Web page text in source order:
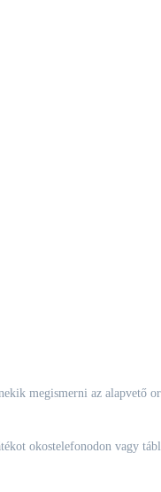
megismerni az alapvető
okostelefonodon vagy